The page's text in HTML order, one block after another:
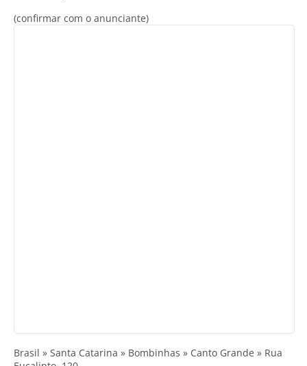
(confirmar com o anunciante)
Brasil » Santa Catarina » Bombinhas » Canto Grande » Rua